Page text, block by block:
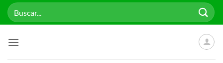
Saltar
Buscar
por: